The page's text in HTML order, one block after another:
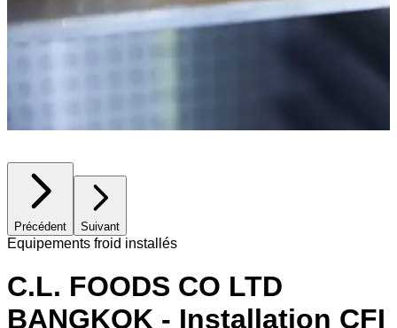
Précédent Suivant
Equipements froid installés
C.L. FOODS CO LTD
BANGKOK - Installation CFI